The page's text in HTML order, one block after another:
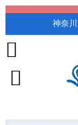
神奈

